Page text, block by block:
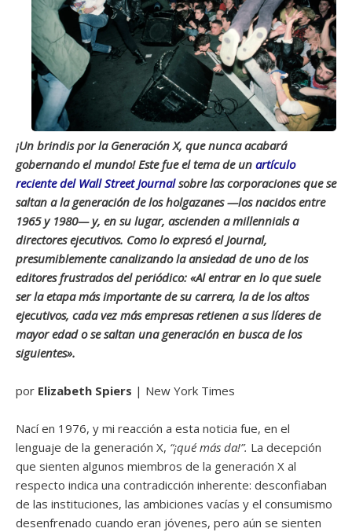
¡Un brindis por la Generación X, que nunca acabará
gobernando el mundo! Este fue el tema de un artículo
reciente del Wall Street Journalsobre las corporaciones que se
saltan a la generación de los holgazanes —los nacidos entre
1965 y 1980— y, en su lugar, ascienden a millennials a
directores ejecutivos. Como lo expresó el Journal,
presumiblemente canalizando la ansiedad de uno de los
editores frustrados del periódico: «Al entrar en lo que suele
ser la etapa más importante de su carrera, la de los altos
ejecutivos, cada vez más empresas retienen a sus líderes de
mayor edad o se saltan una generación en busca de los
siguientes».
por Elizabeth Spiers | New York Times
Nací en 1976, y mi reacción a esta noticia fue, en el
lenguaje de la generación X, “¡qué más da!”. La decepción
que sienten algunos miembros de la generación X al
respecto indica una contradicción inherente: desconfiaban
de las instituciones, las ambiciones vacías y el consumismo
desenfrenado cuando eran jóvenes, pero aún se sienten